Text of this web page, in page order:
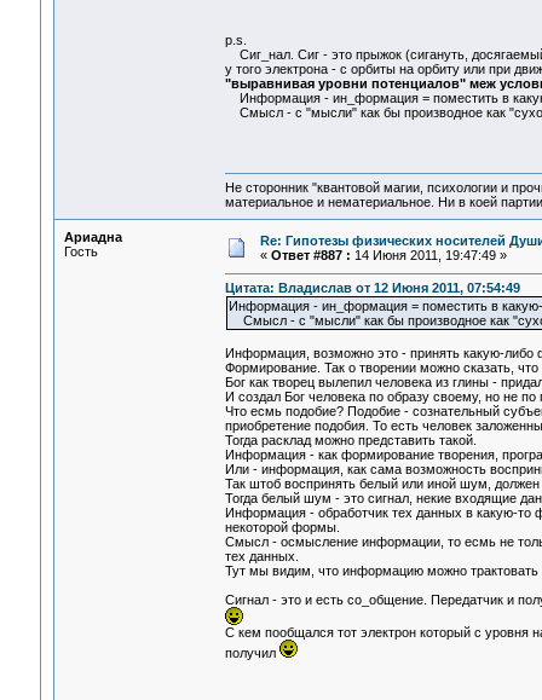
p.s.
Сиг_нал. Сиг - это прыжок (сигануть,
у того электрона - с орбиты на орбиту или при
"выравнивая уровни потенциалов" меж
Информация - ин_формация = поместить в
Смысл - с "мысли" как бы производное как
Не сторонник "квантовой магии, психологии и
материальное и нематериальное. Ни в коей
Ариадна
Гость
Re: Гипотезы физических носителей
« Ответ #887 : 14 Июня 2011, 19:47:49 »
Цитата: Владислав от 12 Июня 2011, 07:54:49
Информация - ин_формация = поместить в
Смысл - с "мысли" как бы производное как
Информация, возможно это - принять какую-
Формирование. Так о творении можно сказать,
Бог как творец вылепил человека из глины -
И создал Бог человека по образу своему, но не по
Что есмь подобие? Подобие - сознательный
приобретение подобия. То есть человек
Тогда расклад можно представить такой.
Информация - как формирование творения,
Или - информация, как сама возможность
Так штоб воспринять белый или иной шум,
Тогда белый шум - это сигнал, некие входящие
Информация - обработчик тех данных в какую-то
некоторой формы.
Смысл - осмысление информации, то есмь не
тех данных.
Тут мы видим, что информацию можно трактовать
Сигнал - это и есть со_общение. Передатчик и
С кем пообщался тот электрон который с уровня
получил